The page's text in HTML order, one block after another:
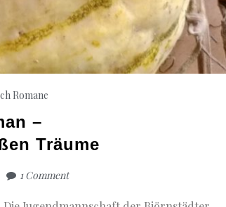
Romane
–
Träume
1 Comment